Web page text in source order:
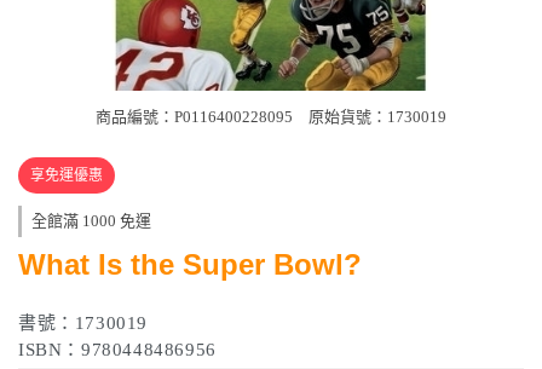
商品編號：P0116400228095 原始貨號：1730019
享免運優惠
全館滿 1000 免運
What Is the Super Bowl?
書號：1730019
ISBN：9780448486956